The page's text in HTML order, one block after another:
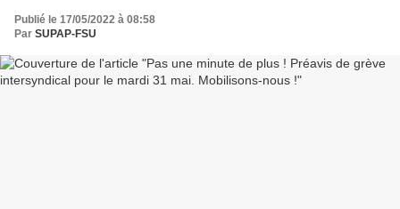
Publié le 17/05/2022 à 08:58
Par SUPAP-FSU